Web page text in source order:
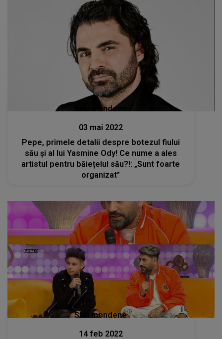
Stiri mondene
03 mai 2022
Pepe, primele detalii despre botezul fiului
său și al lui Yasmine Ody! Ce nume a ales
artistul pentru băiețelul său?!: „Sunt foarte
organizat”
Stiri mondene
14 feb 2022